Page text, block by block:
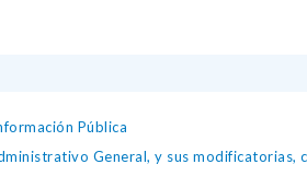
Pública
General, y sus